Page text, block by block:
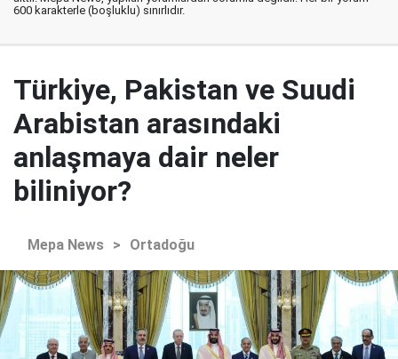
600 karakterle (boşluklu) sınırlıdır.
Türkiye, Pakistan ve Suudi
Arabistan arasındaki
anlaşmaya dair neler
biliniyor?
Mepa News > Ortadoğu